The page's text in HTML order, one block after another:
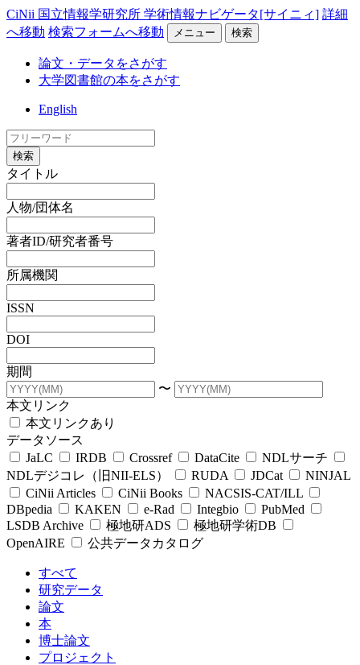
CiNii 国立情報学研究所 学術情報ナビゲータ[サイニィ] 詳細
へ移動 検索フォームへ移動 メニュー 検索
論文・データをさがす
大学図書館の本をさがす
English
検索
タイトル
人物/団体名
著者ID/研究者番号
所属機関
ISSN
DOI
期間
〜
本文リンク
本文リンクあり
データソース
JaLC
IRDB Crossref DataCite
NDLサーチ
NDLデジコレ（旧NII-ELS）
RUDA JDCat
NINJAL
CiNii Articles
CiNii Books
NACSIS-CAT/ILL
DBpedia
KAKEN e-Rad Integbio
PubMed
LSDB Archive
極地研ADS
極地研学術DB
OpenAIRE
公共データカタログ
すべて
研究データ
論文
本
博士論文
プロジェクト